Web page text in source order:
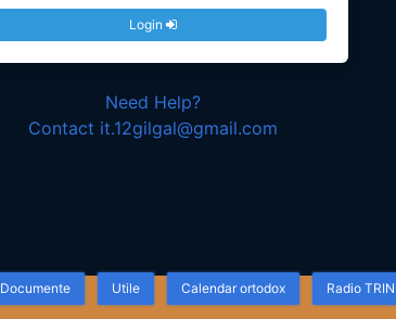
Login
Need Help?
Contact it.12gilgal@gmail.com
Documente Utile Calendar ortodox Radio